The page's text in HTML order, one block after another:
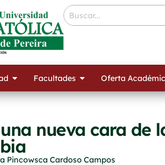
Open La Universidad
Facultades Open Facultades
Oferta
nueva cara de
Pincowsca Cardoso Campos